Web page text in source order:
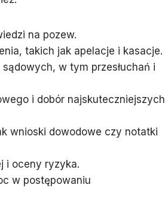
na pozew.
takich jak apelacje i kasacje.
w tym przesłuchań i
i dobór najskuteczniejszych
wnioski dowodowe czy notatki
i oceny ryzyka.
w postępowaniu